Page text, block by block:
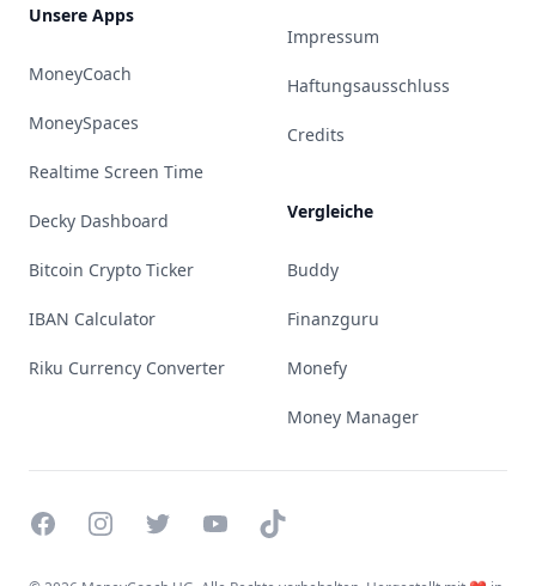
Unsere Apps
MoneyCoach
MoneySpaces
Realtime Screen Time
Decky Dashboard
Bitcoin Crypto Ticker
IBAN Calculator
Riku Currency Converter
Impressum
Haftungsausschluss
Credits
Vergleiche
Buddy
Finanzguru
Monefy
Money Manager
FacebookInstagramTwitterYouTubeTikTok